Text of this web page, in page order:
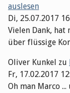
auslesen
Di, 25.07.2017
Vielen Dank,
über flüssige
Oliver Kunkel zu
Fr, 17.02.2017
Oh man Marco